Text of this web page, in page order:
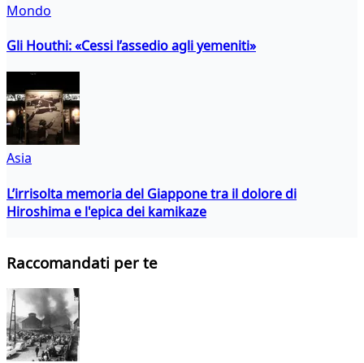
Mondo
Gli Houthi: «Cessi l’assedio agli yemeniti»
Asia
L’irrisolta memoria del Giappone tra il dolore di
Hiroshima e l'epica dei kamikaze
Raccomandati per te